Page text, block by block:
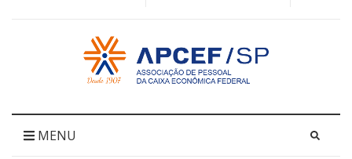
APCEF/SP
Acessar
página
inicial
MENU